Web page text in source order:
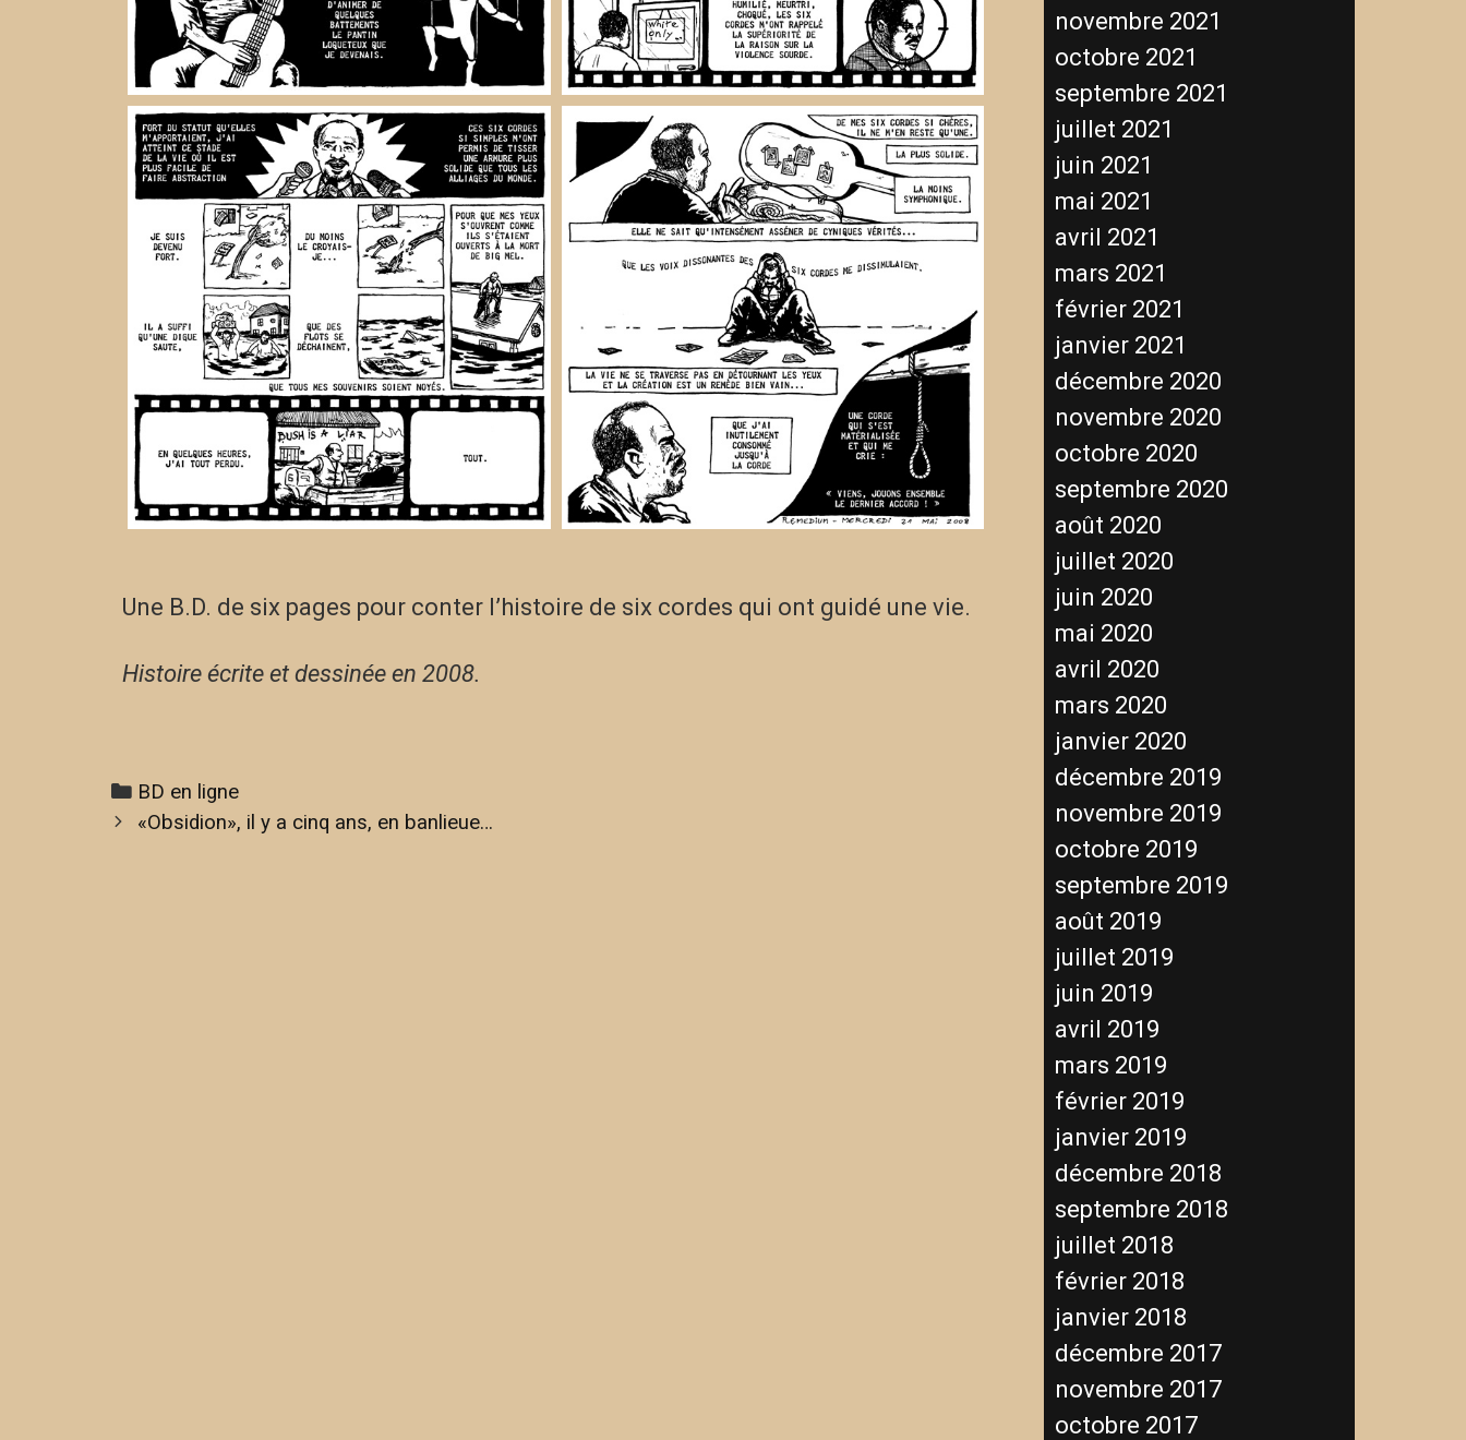
Une B.D. de six pages pour conter l’histoire de six cordes qui ont guidé une vie.
Histoire écrite et dessinée en 2008.
BD en ligne
«Obsidion», il y a cinq ans, en banlieue…
novembre 2021
octobre 2021
septembre 2021
juillet 2021
juin 2021
mai 2021
avril 2021
mars 2021
février 2021
janvier 2021
décembre 2020
novembre 2020
octobre 2020
septembre 2020
août 2020
juillet 2020
juin 2020
mai 2020
avril 2020
mars 2020
janvier 2020
décembre 2019
novembre 2019
octobre 2019
septembre 2019
août 2019
juillet 2019
juin 2019
avril 2019
mars 2019
février 2019
janvier 2019
décembre 2018
septembre 2018
juillet 2018
février 2018
janvier 2018
décembre 2017
novembre 2017
octobre 2017